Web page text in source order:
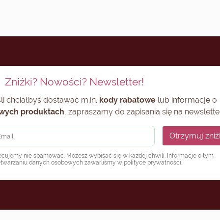
Zniżki? Nowości? Newsletter!
chciałbyś dostawać m.in. kody rabatowelub informacje o
produktach, zapraszamy do zapisania się na
Otrzymuj
nie spamować. Możesz wypisać się w każdej chwili. Informacje o tym
danych osobowych zawarliśmy w polityce prywatności.